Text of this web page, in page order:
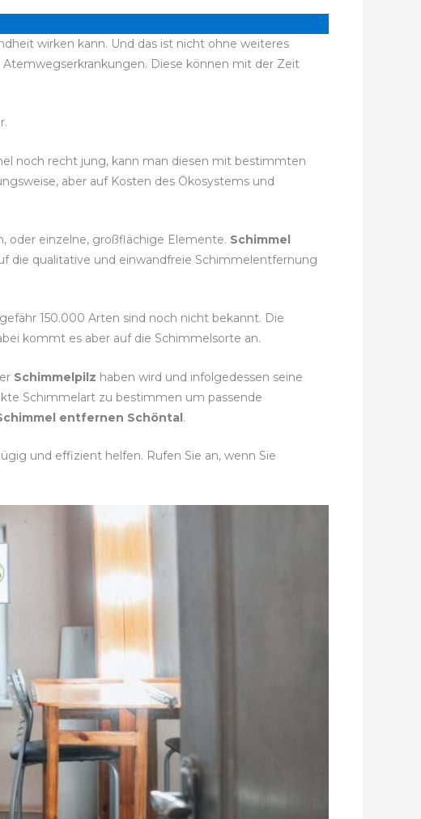
wirken kann. Und das ist nicht ohne weiteres
Diese können mit der Zeit
noch recht jung, kann man diesen mit bestimmten
aber auf Kosten des Ökosystems und
oder einzelne, großflächige Elemente. Schimmel
die qualitative und einwandfreie Schimmelentfernung
150.000 Arten sind noch nicht bekannt. Die
kommt es aber auf die Schimmelsorte an.
Schimmelpilz haben wird und infolgedessen seine
Schimmelart zu bestimmen um passende
entfernen Schöntal.
und effizient helfen. Rufen Sie an, wenn Sie